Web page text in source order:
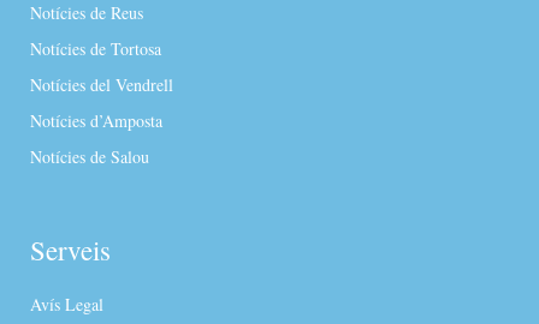
Notícies de Reus
Notícies de Tortosa
Notícies del Vendrell
Notícies d’Amposta
Notícies de Salou
Serveis
Avís Legal